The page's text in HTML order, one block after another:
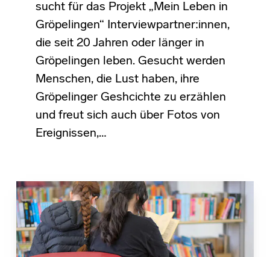
sucht für das Projekt „Mein Leben in
Gröpelingen“ Interviewpartner:innen,
die seit 20 Jahren oder länger in
Gröpelingen leben. Gesucht werden
Menschen, die Lust haben, ihre
Gröpelinger Geshcichte zu erzählen
und freut sich auch über Fotos von
Ereignissen,…